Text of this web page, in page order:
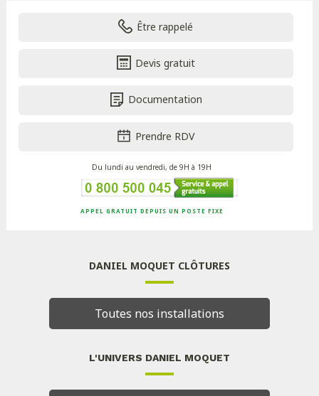
Être rappelé
Devis gratuit
Documentation
Prendre RDV
Du lundi au vendredi, de 9H à 19H
APPEL GRATUIT DEPUIS UN POSTE FIXE
DANIEL MOQUET CLÔTURES
Toutes nos installations
L'UNIVERS DANIEL MOQUET